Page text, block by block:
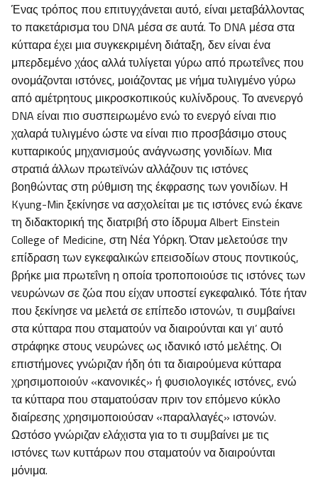
Ένας τρόπος που επιτυγχάνεται αυτό, είναι μεταβάλλοντας
το πακετάρισμα του DNA μέσα σε αυτά. Το DNA μέσα στα
κύτταρα έχει μια συγκεκριμένη διάταξη, δεν είναι ένα
μπερδεμένο χάος αλλά τυλίγεται γύρω από πρωτεΐνες που
ονομάζονται ιστόνες, μοιάζοντας με νήμα τυλιγμένο γύρω
από αμέτρητους μικροσκοπικούς κυλίνδρους. Το ανενεργό
DNA είναι πιο συσπειρωμένο ενώ το ενεργό είναι πιο
χαλαρά τυλιγμένο ώστε να είναι πιο προσβάσιμο στους
κυτταρικούς μηχανισμούς ανάγνωσης γονιδίων. Μια
στρατιά άλλων πρωτεϊνών αλλάζουν τις ιστόνες
βοηθώντας στη ρύθμιση της έκφρασης των γονιδίων. Η
Kyung-Min ξεκίνησε να ασχολείται με τις ιστόνες ενώ έκανε
τη διδακτορική της διατριβή στο ίδρυμα Albert Einstein
College of Medicine, στη Νέα Υόρκη. Όταν μελετούσε την
επίδραση των εγκεφαλικών επεισοδίων στους ποντικούς,
βρήκε μια πρωτεΐνη η οποία τροποποιούσε τις ιστόνες των
νευρώνων σε ζώα που είχαν υποστεί εγκεφαλικό. Τότε ήταν
που ξεκίνησε να μελετά σε επίπεδο ιστονών, τι συμβαίνει
στα κύτταρα που σταματούν να διαιρούνται και γι’ αυτό
στράφηκε στους νευρώνες ως ιδανικό ιστό μελέτης. Οι
επιστήμονες γνώριζαν ήδη ότι τα διαιρούμενα κύτταρα
χρησιμοποιούν «κανονικές» ή φυσιολογικές ιστόνες, ενώ
τα κύτταρα που σταματούσαν πριν τον επόμενο κύκλο
διαίρεσης χρησιμοποιούσαν «παραλλαγές» ιστονών.
Ωστόσο γνώριζαν ελάχιστα για το τι συμβαίνει με τις
ιστόνες των κυττάρων που σταματούν να διαιρούνται
μόνιμα.